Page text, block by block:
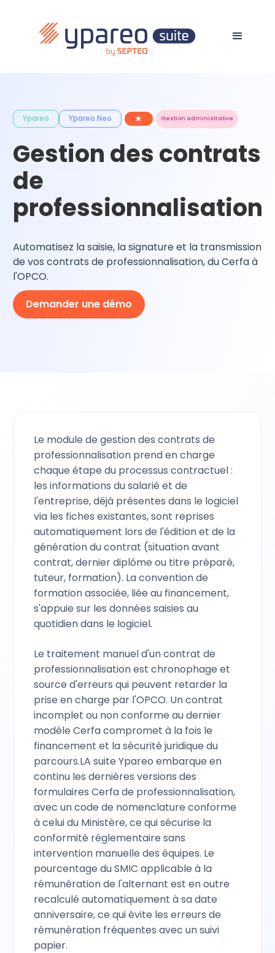
Ypareo Ypareo Neo ★ Gestion administrative
Gestion des contrats
de
professionnalisation
Automatisez la saisie, la signature et la transmission
de vos contrats de professionnalisation, du Cerfa à
l'OPCO.
Demander une démo
Le module de gestion des contrats de
professionnalisation prend en charge
chaque étape du processus contractuel :
les informations du salarié et de
l'entreprise, déjà présentes dans le logiciel
via les fiches existantes, sont reprises
automatiquement lors de l'édition et de la
génération du contrat (situation avant
contrat, dernier diplôme ou titre préparé,
tuteur, formation). La convention de
formation associée, liée au financement,
s'appuie sur les données saisies au
quotidien dans le logiciel.
Le traitement manuel d'un contrat de
professionnalisation est chronophage et
source d'erreurs qui peuvent retarder la
prise en charge par l'OPCO. Un contrat
incomplet ou non conforme au dernier
modèle Cerfa compromet à la fois le
financement et la sécurité juridique du
parcours.LA suite Ypareo embarque en
continu les dernières versions des
formulaires Cerfa de professionnalisation,
avec un code de nomenclature conforme
à celui du Ministère, ce qui sécurise la
conformité réglementaire sans
intervention manuelle des équipes. Le
pourcentage du SMIC applicable à la
rémunération de l'alternant est en outre
recalculé automatiquement à sa date
anniversaire, ce qui évite les erreurs de
rémunération fréquentes avec un suivi
papier.